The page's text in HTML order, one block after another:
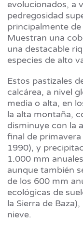
evolucionados, a
pedregosidad
principalmente
Muestran una
una destacable
especies de alto
Estos pastizales
calcárea, a nivel
media o alta, en
la alta montaña,
disminuye con la
final de
1990), y
1.000 mm
aunque también
de los 600 mm
ecológicas de
la Sierra de
nieve.